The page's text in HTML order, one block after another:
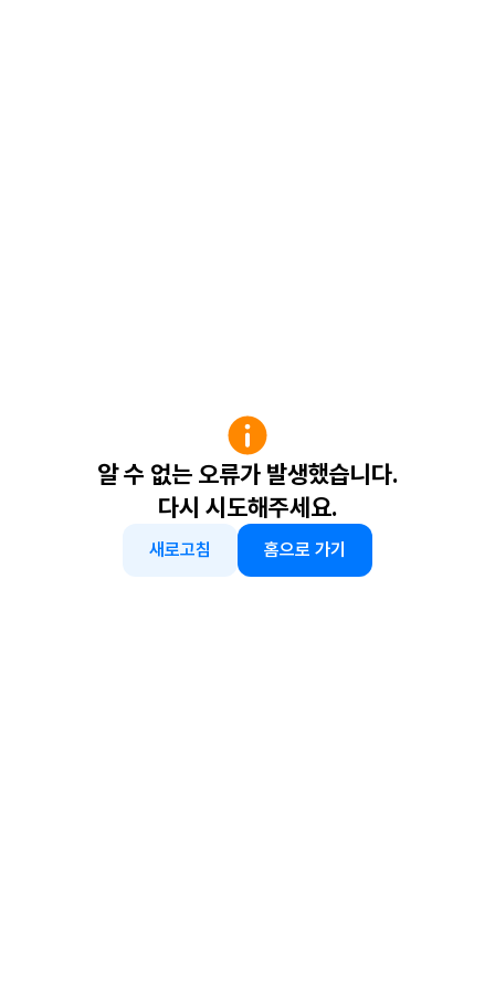
알 수 없는 오류가 발생했습니다.
다시 시도해주세요.
새로고침 홈으로 가기